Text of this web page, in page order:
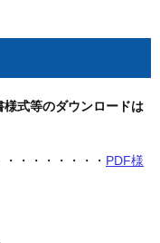
式等のダウンロードは
・・・・・・・ PDF様